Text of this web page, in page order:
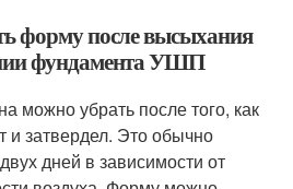
форму после высыхания
фундамента УШП
можно убрать после того, как
и затвердел. Это обычно
дней в зависимости от